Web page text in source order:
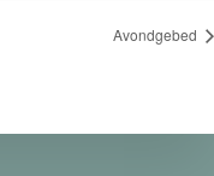
Avondgebed